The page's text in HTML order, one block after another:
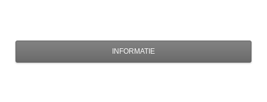
INFORMATIE